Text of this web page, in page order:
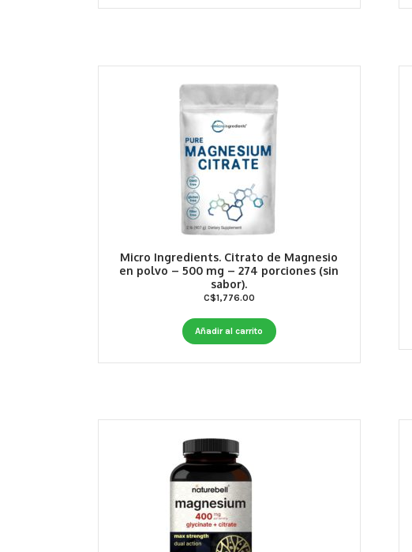
Micro Ingredients. Citrato de Magnesio
en polvo – 500 mg – 274 porciones (sin
sabor).
C$1,776.00
Añadir al carrito